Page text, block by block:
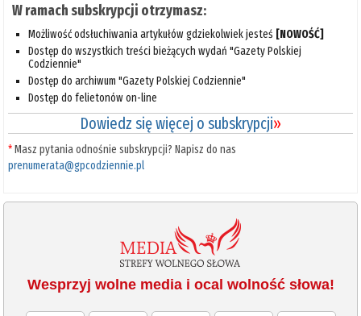
W ramach subskrypcji otrzymasz:
Możliwość odsłuchiwania artykułów gdziekolwiek jesteś [NOWOŚĆ]
Dostęp do wszystkich treści bieżących wydań "Gazety Polskiej
Codziennie"
Dostęp do archiwum "Gazety Polskiej Codziennie"
Dostęp do felietonów on-line
Dowiedz się więcej o subskrypcji»
*Masz pytania odnośnie subskrypcji? Napisz do nas
prenumerata@gpcodziennie.pl
Wesprzyj wolne media i ocal wolność słowa!